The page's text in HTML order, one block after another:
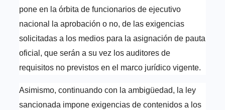
pone en la órbita de funcionarios de ejecutivo
nacional la aprobación o no, de las exigencias
solicitadas a los medios para la asignación de pauta
oficial, que serán a su vez los auditores de
requisitos no previstos en el marco jurídico vigente.
Asimismo, continuando con la ambigüedad, la ley
sancionada impone exigencias de contenidos a los